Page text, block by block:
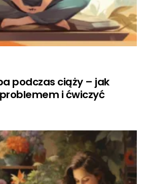
podczas ciąży – jak
i ćwiczyć